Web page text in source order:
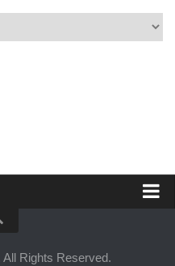
Rights Reserved.